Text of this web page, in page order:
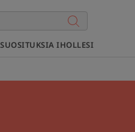
SUOSITUKSIA IHOLLESI